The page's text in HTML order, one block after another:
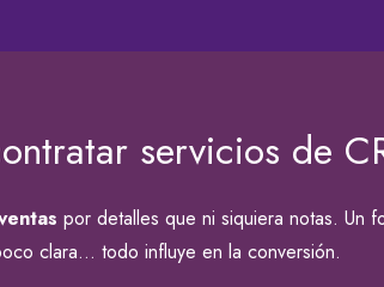
servicios de
por detalles que ni siquiera notas. Un
clara… todo influye en la conversión.